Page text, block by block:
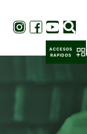
ACCESOS
RAPIDOS